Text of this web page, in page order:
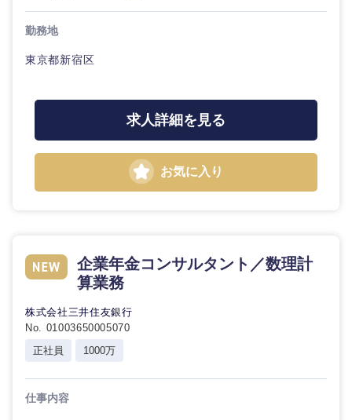
近畿地方
勤務地
東京都新宿区
求人詳細を見る
お気に入り
企業年金コンサルタント／数理計
算業務
株式会社三井住友銀行
No. 01003650005070
正社員
1000万
仕事内容